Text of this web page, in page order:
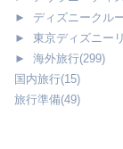
►
ディズニークル
►
東京ディズニー
►
海外旅行(299)
国内旅行(15)
旅行準備(49)